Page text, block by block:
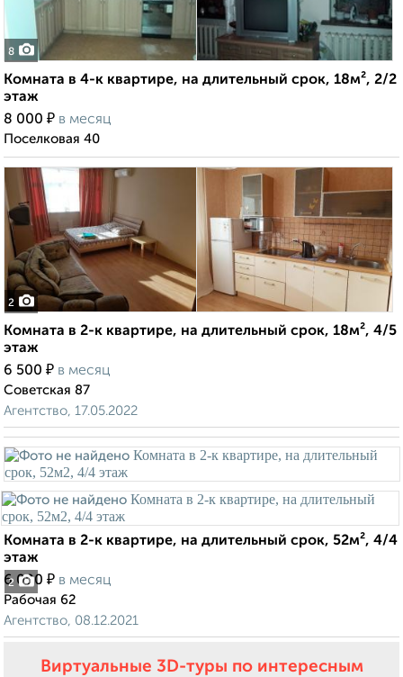
8
Комната в 4-к квартире, на длительный срок, 18м², 2/2
этаж
8 000 ₽ в месяц
Поселковая 40
2
Комната в 2-к квартире, на длительный срок, 18м², 4/5
этаж
6 500 ₽ в месяц
Советская 87
Агентство, 17.05.2022
2
Комната в 2-к квартире, на длительный срок, 52м², 4/4
этаж
6 000 ₽ в месяц
Рабочая 62
Агентство, 08.12.2021
Виртуальные 3D-туры по интересным